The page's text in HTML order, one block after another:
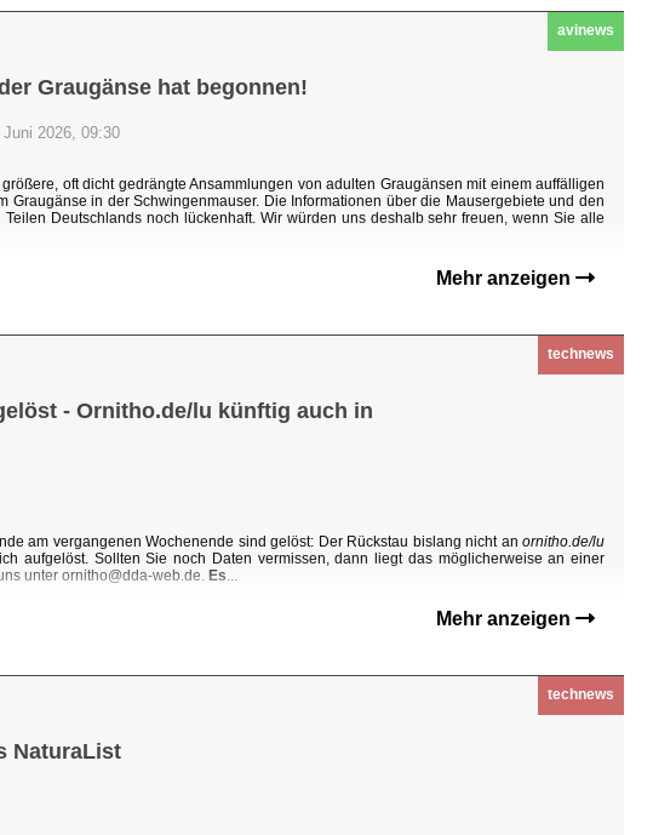
avinews
Graugänse hat begonnen!
2026, 09:30
oft dicht gedrängte Ansammlungen von adulten Graugänsen mit einem auffälligen
Graugänse in der Schwingenmauser. Die Informationen über die Mausergebiete und den
Deutschlands noch lückenhaft. Wir würden uns deshalb sehr freuen, wenn Sie alle
Mehr anzeigen
technews
- Ornitho.de/lu künftig auch in
am vergangenen Wochenende sind gelöst: Der Rückstau bislang nicht an ornitho.de/lu
aufgelöst. Sollten Sie noch Daten vermissen, dann liegt das möglicherweise an einer
unter ornitho@dda-web.de. Es...
Mehr anzeigen
technews
NaturaList